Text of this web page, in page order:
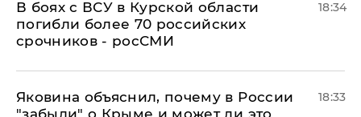
В боях с ВСУ в Курской области
погибли более 70 российских
срочников - росСМИ
18:34
Яковина объяснил, почему в России
"забыли" о Крыме и может ли это
18:33